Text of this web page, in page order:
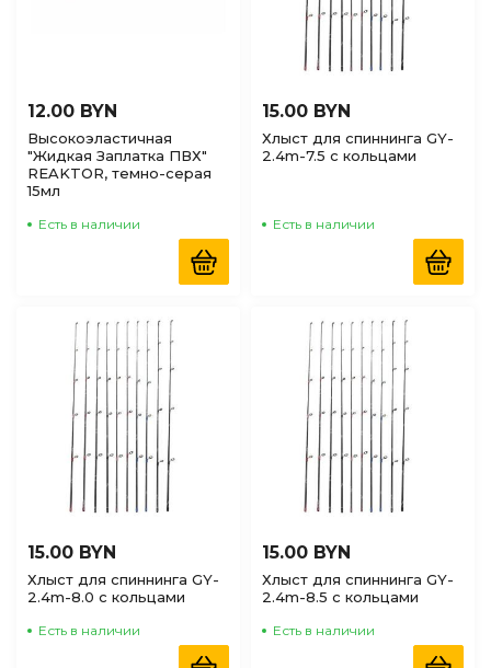
12.00 BYN
Высокоэластичная
"Жидкая Заплатка ПВХ"
REAKTOR, темно-серая
15мл
Есть в наличии
15.00 BYN
Хлыст для спиннинга GY-
2.4m-7.5 с кольцами
Есть в наличии
15.00 BYN
Хлыст для спиннинга GY-
2.4m-8.0 с кольцами
Есть в наличии
15.00 BYN
Хлыст для спиннинга GY-
2.4m-8.5 с кольцами
Есть в наличии